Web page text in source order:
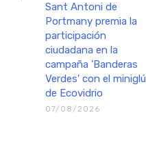
Sant Antoni de
Portmany premia la
participación
ciudadana en la
campaña 'Banderas
Verdes' con el miniglú
de Ecovidrio
07/08/2026